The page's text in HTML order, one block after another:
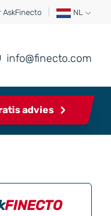
AskFinecto NL
info@finecto.com
advies
FINECTO